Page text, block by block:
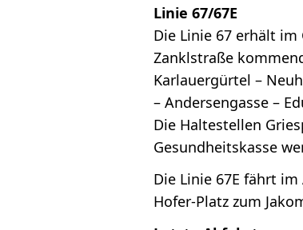
Linie 67/67E
Die Linie 67 erhält im
Zanklstraße
Karlauergürtel –
– Andersengasse –
Die Haltestellen
Gesundheitskasse
Die Linie 67E fährt
Hofer-Platz zum